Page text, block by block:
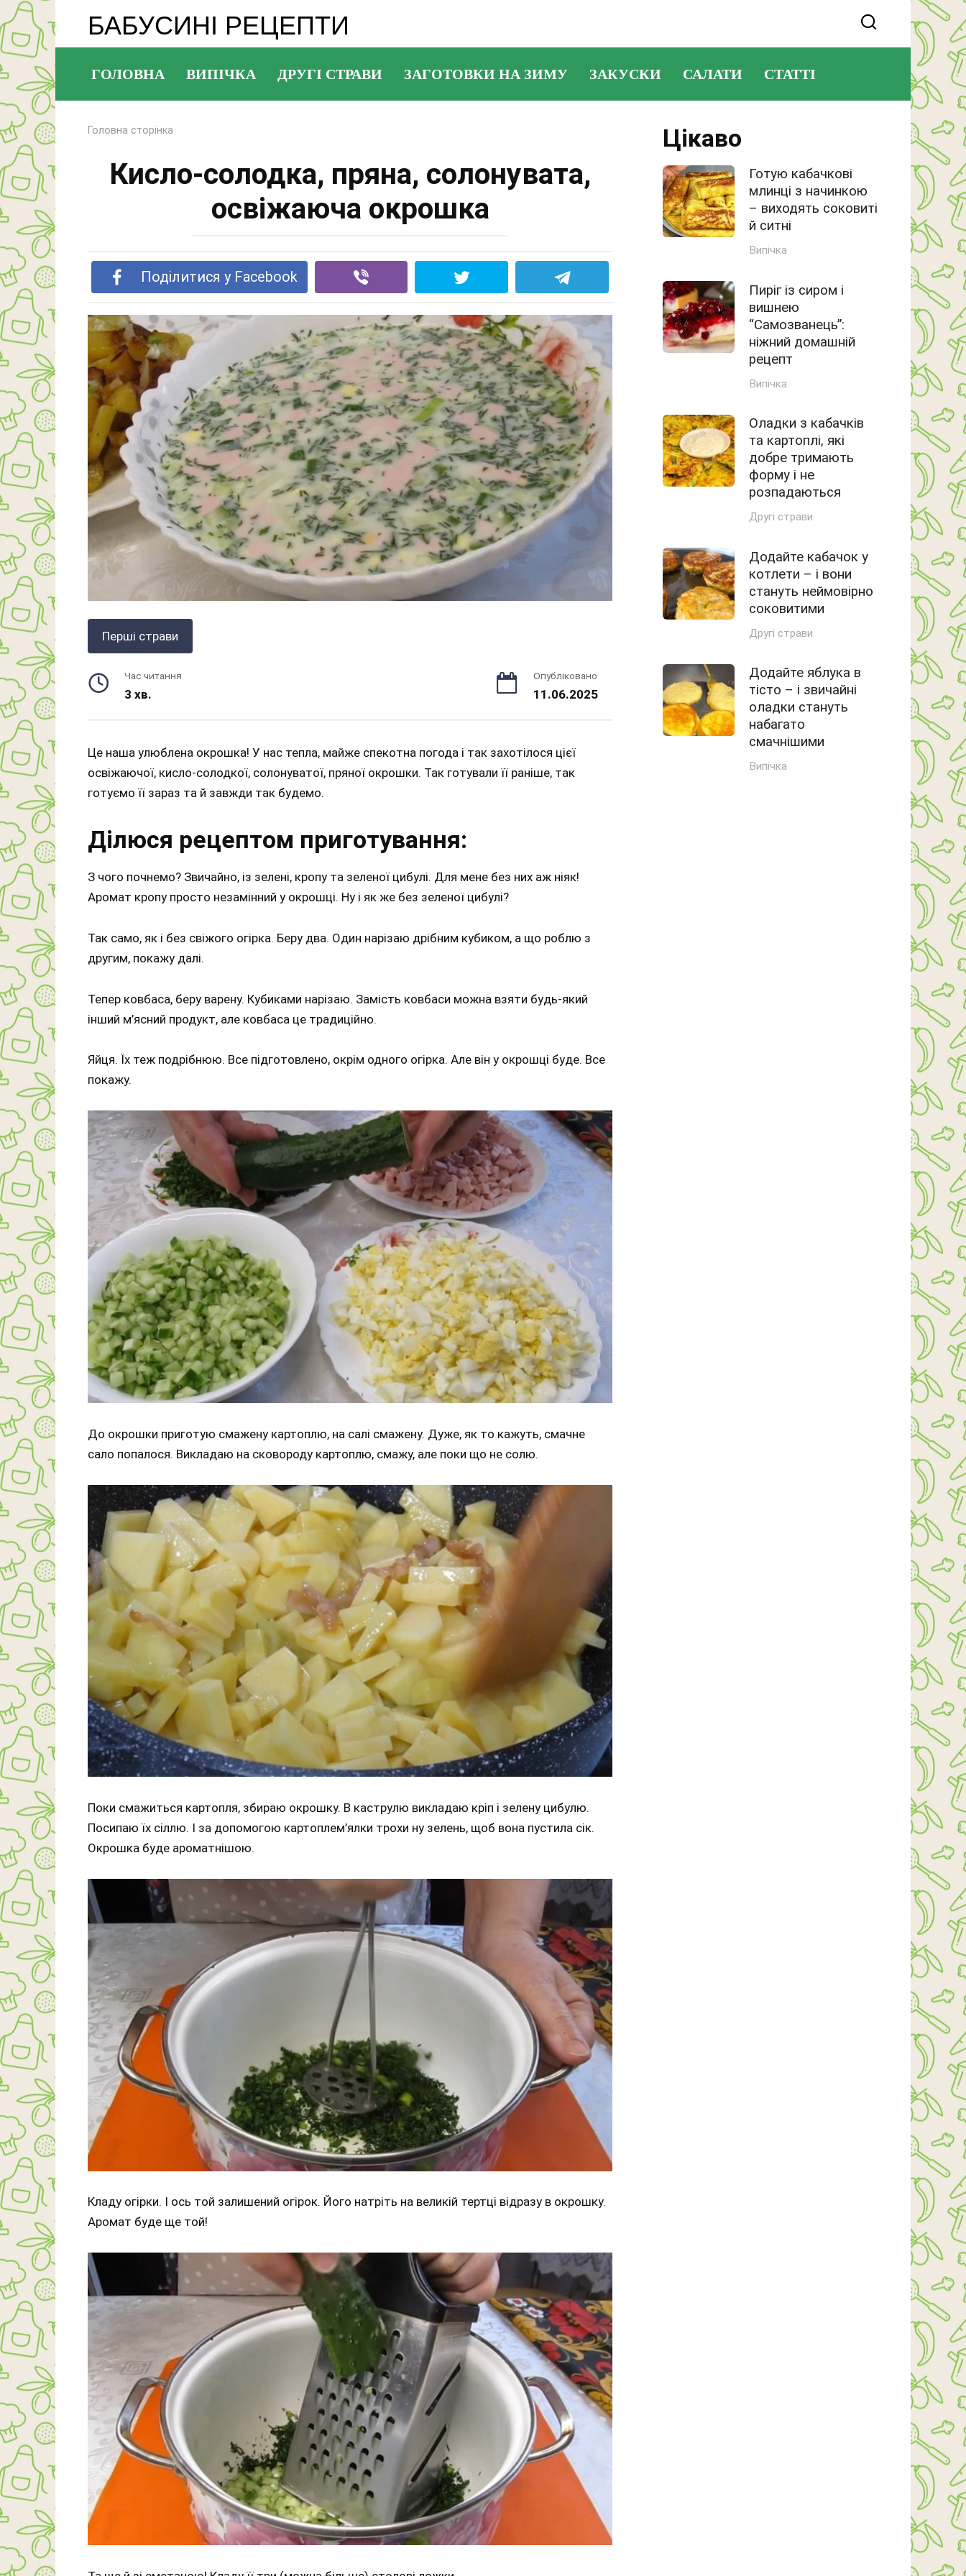
Перейти
до
змісту
БАБУСИНІ РЕЦЕПТИ
ГОЛОВНА ВИПІЧКА ДРУГІ СТРАВИ ЗАГОТОВКИ НА ЗИМУ ЗАКУСКИ САЛАТИ СТАТТІ
Головна сторінка
Кисло-солодка, пряна, солонувата,
освіжаюча окрошка
Поділитися у Facebook
Перші страви
Час читання
3 хв.
Опубліковано
11.06.2025
Це наша улюблена окрошка! У нас тепла, майже спекотна погода і так захотілося цієї
освіжаючої, кисло-солодкої, солонуватої, пряної окрошки. Так готували її раніше, так
готуємо її зараз та й завжди так будемо.
Ділюся рецептом приготування:
З чого почнемо? Звичайно, із зелені, кропу та зеленої цибулі. Для мене без них аж ніяк!
Аромат кропу просто незамінний у окрошці. Ну і як же без зеленої цибулі?
Так само, як і без свіжого огірка. Беру два. Один нарізаю дрібним кубиком, а що роблю з
другим, покажу далі.
Тепер ковбаса, беру варену. Кубиками нарізаю. Замість ковбаси можна взяти будь-який
інший м’ясний продукт, але ковбаса це традиційно.
Яйця. Їх теж подрібнюю. Все підготовлено, окрім одного огірка. Але він у окрошці буде. Все
покажу.
До окрошки приготую смажену картоплю, на салі смажену. Дуже, як то кажуть, смачне
сало попалося. Викладаю на сковороду картоплю, смажу, але поки що не солю.
Поки смажиться картопля, збираю окрошку. В каструлю викладаю кріп і зелену цибулю.
Посипаю їх сіллю. І за допомогою картоплем’ялки трохи ну зелень, щоб вона пустила сік.
Окрошка буде ароматнішою.
Кладу огірки. І ось той залишений огірок. Його натріть на великій тертці відразу в окрошку.
Аромат буде ще той!
Цікаво
Готую кабачкові
млинці з начинкою
– виходять соковиті
й ситні
Випічка
Пиріг із сиром і
вишнею
“Самозванець”:
ніжний домашній
рецепт
Випічка
Оладки з кабачків
та картоплі, які
добре тримають
форму і не
розпадаються
Другі страви
Додайте кабачок у
котлети – і вони
стануть неймовірно
соковитими
Другі страви
Додайте яблука в
тісто – і звичайні
оладки стануть
набагато
смачнішими
Випічка